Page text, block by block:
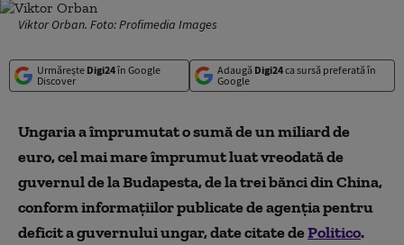
Viktor Orban. Foto: Profimedia Images
Urmărește Digi24în Google
Discover
Adaugă Digi24ca sursă preferată în
Google
Ungaria a împrumutat o sumă de un miliard de
euro, cel mai mare împrumut luat vreodată de
guvernul de la Budapesta, de la trei bănci din China,
conform informațiilor publicate de agenția pentru
deficit a guvernului ungar, date citate dePolitico.